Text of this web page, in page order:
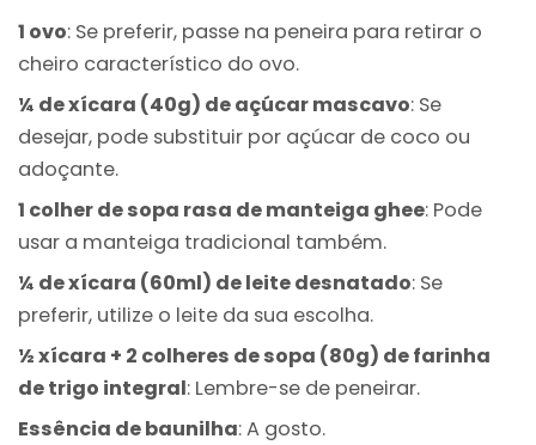
1 ovo: Se preferir, passe na peneira para retirar o
cheiro característico do ovo.
¼ de xícara (40g) de açúcar mascavo: Se
desejar, pode substituir por açúcar de coco ou
adoçante.
1 colher de sopa rasa de manteiga ghee: Pode
usar a manteiga tradicional também.
¼ de xícara (60ml) de leite desnatado: Se
preferir, utilize o leite da sua escolha.
½ xícara + 2 colheres de sopa (80g) de farinha
de trigo integral: Lembre-se de peneirar.
Essência de baunilha: A gosto.